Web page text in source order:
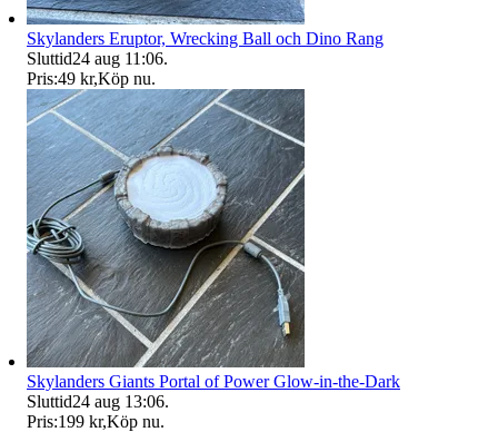
Skylanders Eruptor, Wrecking Ball och Dino Rang
Sluttid24 aug 11:06.
Pris:49 kr,Köp nu.
Skylanders Giants Portal of Power Glow-in-the-Dark
Sluttid24 aug 13:06.
Pris:199 kr,Köp nu.